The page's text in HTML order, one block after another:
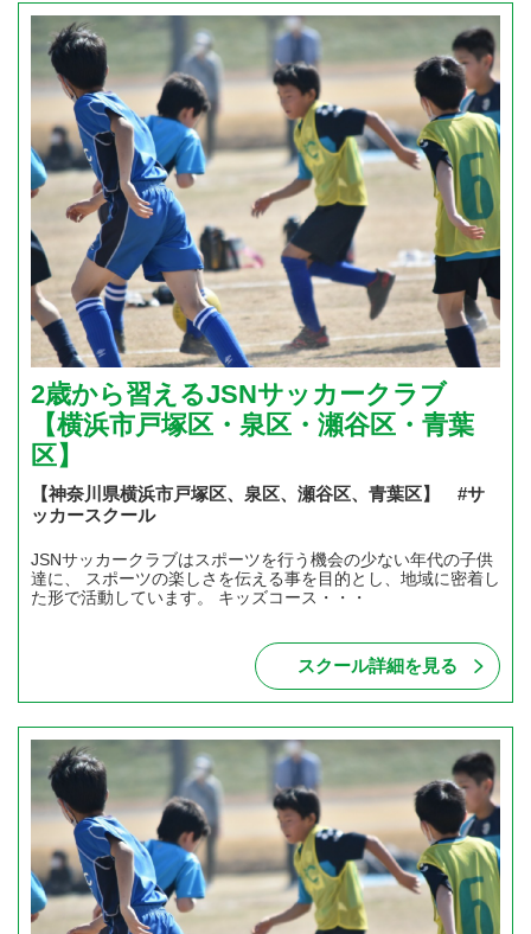
2歳から習えるJSNサッカークラブ
【横浜市戸塚区・泉区・瀬谷区・青葉
区】
【神奈川県横浜市戸塚区、泉区、瀬谷区、青葉区】 #サ
ッカースクール
JSNサッカークラブはスポーツを行う機会の少ない年代の子供
達に、 スポーツの楽しさを伝える事を目的とし、地域に密着し
た形で活動しています。 キッズコース・・・
スクール詳細を見る